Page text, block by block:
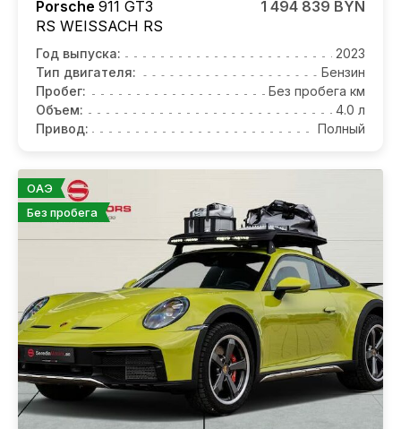
Porsche 911 GT3
RS WEISSACH RS
1 494 839 BYN
Год выпуска:
2023
Тип двигателя:
Бензин
Пробег:
Без пробега км
Объем:
4.0 л
Привод:
Полный
ОАЭ
Без пробега